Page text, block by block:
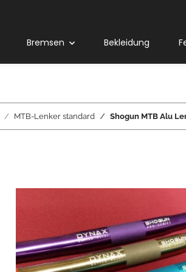
Bremsen Bekleidung
MTB-Lenker standard Shogun MTB Alu